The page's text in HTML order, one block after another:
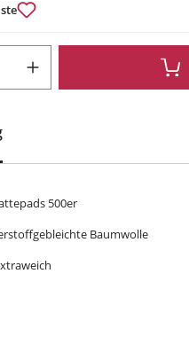
500er
Baumwolle